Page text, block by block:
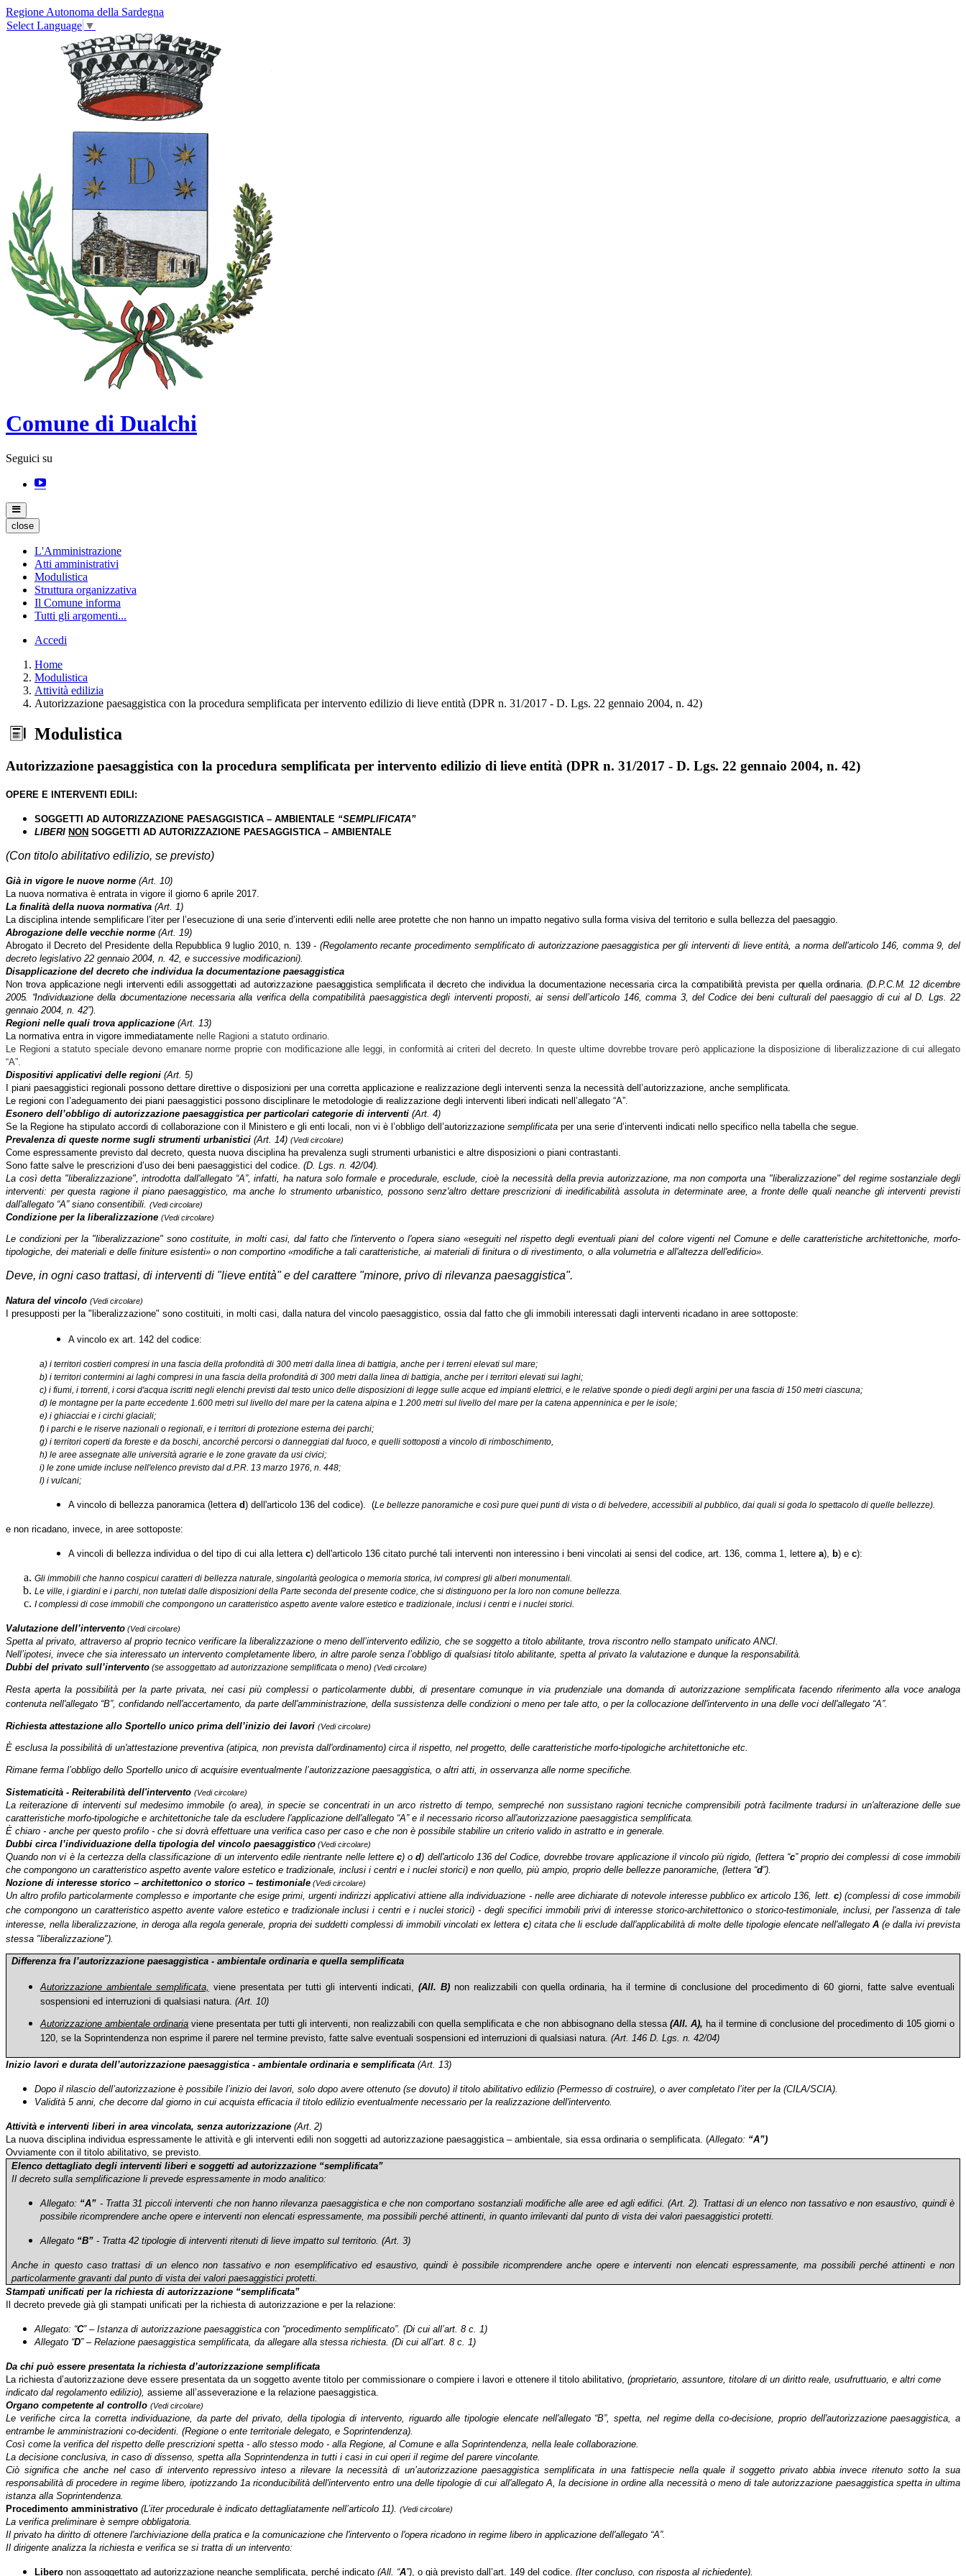
Regione Autonoma della Sardegna
Select Language ▼
Comune di Dualchi
Seguici su
close
L'Amministrazione
Atti amministrativi
Modulistica
Struttura organizzativa
Il Comune informa
Tutti gli argomenti...
Accedi
Home
Modulistica
Attività edilizia
Autorizzazione paesaggistica con la procedura semplificata per intervento edilizio di lieve entità (DPR n. 31/2017 - D. Lgs. 22 gennaio 2004, n. 42)
Modulistica
Autorizzazione paesaggistica con la procedura semplificata per intervento edilizio di lieve entità (DPR n. 31/2017 - D. Lgs. 22 gennaio 2004, n. 42)
OPERE E INTERVENTI EDILI:
SOGGETTI AD AUTORIZZAZIONE PAESAGGISTICA – AMBIENTALE “SEMPLIFICATA”
LIBERI NON SOGGETTI AD AUTORIZZAZIONE PAESAGGISTICA – AMBIENTALE
(Con titolo abilitativo edilizio, se previsto)
Già in vigore le nuove norme (Art. 10)
La nuova normativa è entrata in vigore il giorno 6 aprile 2017.
La finalità della nuova normativa (Art. 1)
La disciplina intende semplificare l’iter per l’esecuzione di una serie d’interventi edili nelle aree protette che non hanno un impatto negativo sulla forma visiva del territorio e sulla bellezza del paesaggio.
Abrogazione delle vecchie norme (Art. 19)
Abrogato il Decreto del Presidente della Repubblica 9 luglio 2010, n. 139- (Regolamento recante procedimento semplificato di autorizzazione paesaggistica per gli interventi di lieve entità, a norma dell'articolo 146, comma 9, del
decreto legislativo 22 gennaio 2004, n. 42, e successive modificazioni).
Disapplicazione del decreto che individua la documentazione paesaggistica
Non trova applicazione negli interventi edili assoggettati ad autorizzazione paesaggistica semplificata il decreto che individua la documentazione necessaria circa la compatibilità prevista per quella ordinaria. (D.P.C.M. 12 dicembre
2005. “Individuazione della documentazione necessaria alla verificadella compatibilità paesaggistica degli interventi proposti, ai sensi dell’articolo 146, comma 3, del Codice dei beni culturali del paesaggio di cui al D. Lgs. 22
gennaio 2004, n. 42”).
Regioni nelle quali trova applicazione (Art. 13)
La normativa entra in vigore immediatamente nelle Ragioni a statuto ordinario.
Le Regioni a statuto speciale devono emanare norme proprie con modificazione alle leggi, in conformità ai criteri del decreto. In queste ultime dovrebbe trovare però applicazione la disposizione di liberalizzazione di cui allegato
“A”.
Dispositivi applicativi delle regioni (Art. 5)
I piani paesaggistici regionali possono dettare direttive o disposizioni per una corretta applicazione e realizzazione degli interventi senza la necessità dell’autorizzazione, anche semplificata.
Le regioni con l’adeguamento dei piani paesaggistici possono disciplinare le metodologie di realizzazione degli interventi liberi indicati nell’allegato “A”.
Esonero dell’obbligo di autorizzazione paesaggistica per particolari categorie di interventi (Art. 4)
Se la Regione ha stipulato accordi di collaborazione con il Ministero e gli enti locali, non vi è l’obbligo dell’autorizzazione semplificata per una serie d’interventi indicati nello specifico nella tabella che segue.
Prevalenza di queste norme sugli strumenti urbanistici (Art. 14) (Vedi circolare)
Come espressamente previsto dal decreto, questa nuova disciplina ha prevalenza sugli strumenti urbanistici e altre disposizioni o piani contrastanti.
Sono fatte salve le prescrizioni d’uso dei beni paesaggistici del codice. (D. Lgs. n. 42/04).
La così detta "liberalizzazione", introdotta dall'allegato “A”, infatti, ha natura solo formale e procedurale, esclude, cioè la necessità della previa autorizzazione, ma non comporta una "liberalizzazione" del regime sostanziale degli
interventi: per questa ragione il piano paesaggistico, ma anche lo strumento urbanistico, possono senz'altro dettare prescrizioni di inedificabilità assoluta in determinate aree, a fronte delle quali neanche gli interventi previsti
dall'allegato “A” siano consentibili.
(Vedi circolare)
Condizione per la liberalizzazione (Vedi circolare)
Le condizioni per la "liberalizzazione" sono costituite, in molti casi, dal fatto che l'intervento o l'opera siano «eseguiti nel rispetto degli eventuali piani del colore vigenti nel Comune e delle caratteristiche architettoniche, morfo-
tipologiche, dei materiali e delle finiture esistenti» o non comportino «modifiche a tali caratteristiche, ai materiali di finitura o di rivestimento, o alla volumetria e all'altezza dell'edificio».
Deve, in ogni caso trattasi, di interventi di "lieve entità" e del carattere "minore, privo di rilevanza paesaggistica".
Natura del vincolo (Vedi circolare)
I presupposti per la "liberalizzazione" sono costituiti, in molti casi, dalla natura del vincolo paesaggistico, ossia dal fatto che gli immobili interessati dagli interventi ricadano in aree sottoposte:
A vincolo ex art. 142 del codice:
a) i territori costieri compresi in una fascia della profondità di 300 metri dalla linea di battigia, anche per i terreni elevati sul mare;
b) i territori contermini ai laghi compresi in una fascia della profondità di 300 metri dalla linea di battigia, anche per i territori elevati sui laghi;
c) i fiumi, i torrenti, i corsi d'acqua iscritti negli elenchi previsti dal testo unico delle disposizioni di legge sulle acque ed impianti elettrici, e le relative sponde o piedi degli argini per una fascia di 150 metri ciascuna;
d) le montagne per la parte eccedente 1.600 metri sul livello del mare per la catena alpina e 1.200 metri sul livello del mare per la catena appenninica e per le isole;
e) i ghiacciai e i circhi glaciali;
f) i parchi e le riserve nazionali o regionali, e i territori di protezione esterna dei parchi;
g) i territori coperti da foreste e da boschi, ancorché percorsi o danneggiati dal fuoco, e quelli sottoposti a vincolo di rimboschimento,
h) le aree assegnate alle università agrarie e le zone gravate da usi civici;
i) le zone umide incluse nell'elenco previsto dal d.P.R. 13 marzo 1976, n. 448;
l) i vulcani;
A vincolo di bellezza panoramica (letterad) dell'articolo 136 del codice). (Le bellezze panoramiche e così pure quei punti di vista o di belvedere, accessibili al pubblico, dai quali si goda lo spettacolo di quelle bellezze).
e non ricadano, invece, in aree sottoposte:
A vincoli di bellezza individua o del tipo di cui alla letterac) dell'articolo 136 citato purché tali interventi non interessino i beni vincolati ai sensi del codice, art. 136, comma 1, letterea), b) ec):
Gli immobili che hanno cospicui caratteri di bellezza naturale, singolarità geologica o memoria storica, ivi compresi gli alberi monumentali.
Le ville, i giardini e i parchi, non tutelati dalle disposizioni della Parte seconda del presente codice, che si distinguono per la loro non comune bellezza.
I complessi di cose immobili che compongono un caratteristico aspetto avente valore estetico e tradizionale, inclusi i centri e i nuclei storici.
Valutazione dell’intervento (Vedi circolare)
Spetta al privato, attraverso al proprio tecnico verificare la liberalizzazione o meno dell’intervento edilizio, che se soggetto a titolo abilitante, trova riscontro nello stampato unificato ANCI.
Nell’ipotesi, invece che sia interessato un intervento completamente libero, in altre parole senza l’obbligo di qualsiasi titolo abilitante, spetta al privato la valutazione e dunque la responsabilità.
Dubbi del privato sull’intervento (se assoggettato ad autorizzazione semplificata o meno) (Vedi circolare)
Resta aperta la possibilità per la parte privata, nei casi più complessi o particolarmente dubbi, di presentare comunque in via prudenziale una domanda di autorizzazione semplificata facendo riferimento alla voce analoga
contenuta nell'allegato “B”, confidando nell'accertamento, da parte dell'amministrazione, della sussistenza delle condizioni o meno per tale atto, o per la collocazione dell'intervento in una delle voci dell'allegato “A”.
Richiesta attestazione allo Sportello unico prima dell’inizio dei lavori (Vedi circolare)
È esclusa la possibilità di un'attestazione preventiva (atipica, non prevista dall'ordinamento) circa il rispetto, nel progetto, delle caratteristiche morfo-tipologiche architettoniche etc.
Rimane ferma l’obbligo dello Sportello unico di acquisire eventualmente l’autorizzazione paesaggistica, o altri atti, in osservanza alle norme specifiche.
Sistematicità - Reiterabilità dell'intervento (Vedi circolare)
La reiterazione di interventi sul medesimo immobile (o area), in specie se concentrati in un arco ristretto di tempo, sempreché non sussistano ragioni tecniche comprensibili potrà facilmente tradursi in un'alterazione delle sue
caratteristiche morfo-tipologiche e architettoniche tale da escludere l'applicazione dell'allegato “A” e il necessario ricorso all'autorizzazione paesaggistica semplificata.
È chiaro - anche per questo profilo - che si dovrà effettuare una verifica caso per caso e che non è possibile stabilire un criterio valido in astratto e in generale.
Dubbi circa l’individuazione della tipologia del vincolo paesaggistico (Vedi circolare)
Quando non vi è la certezza della classificazione di un intervento edile rientrante nelle lettere c) od) dell'articolo 136 del Codice, dovrebbe trovare applicazione il vincolo più rigido, (lettera “c” proprio dei complessi di cose immobili
che compongono un caratteristico aspetto avente valore estetico e tradizionale, inclusi i centri e i nuclei storici) e non quello, più ampio, proprio delle bellezze panoramiche, (lettera “d”).
Nozione di interesse storico – architettonico o storico – testimoniale (Vedi circolare)
Un altro profilo particolarmente complesso e importante che esige primi, urgenti indirizzi applicativi attiene alla individuazione - nelle aree dichiarate di notevole interesse pubblico ex articolo 136, lett. c) (complessi di cose immobili
che compongono un caratteristico aspetto avente valore estetico e tradizionale inclusi i centri e i nuclei storici) - degli specifici immobili privi di interesse storico-architettonico o storico-testimoniale, inclusi, per l'assenza di tale
interesse, nella liberalizzazione, in deroga alla regola generale, propria dei suddetti complessi di immobili vincolati ex lettera c) citata che li esclude dall'applicabilità di molte delle tipologie elencate nell'allegato A(e dalla ivi prevista
stessa "liberalizzazione").
Differenza fra l’autorizzazione paesaggistica - ambientale ordinaria e quella semplificata
Autorizzazione ambientale semplificata, viene presentata per tutti gli interventi indicati, (All. B)non realizzabili con quella ordinaria, ha il termine di conclusione del procedimento di 60 giorni, fatte salve eventuali
sospensioni ed interruzioni di qualsiasi natura. (Art. 10)
Autorizzazione ambientale ordinaria viene presentata per tutti gli interventi, non realizzabili con quella semplificata e che non abbisognano della stessa (All. A), ha il termine di conclusione del procedimento di 105 giorni o
120, se la Soprintendenza non esprime il parere nel termine previsto, fatte salve eventuali sospensioni ed interruzioni di qualsiasi natura.(Art. 146 D. Lgs. n. 42/04)
Inizio lavori e durata dell’autorizzazione paesaggistica - ambientale ordinaria e semplificata (Art. 13)
Dopo il rilascio dell’autorizzazione è possibile l’inizio dei lavori, solo dopo avere ottenuto (se dovuto) il titolo abilitativo edilizio (Permesso di costruire), o aver completato l’iter per la (CILA/SCIA).
Validità 5 anni, che decorre dal giorno in cui acquista efficacia il titolo edilizio eventualmente necessario per la realizzazione dell'intervento.
Attività e interventi liberi in area vincolata, senza autorizzazione (Art. 2)
La nuova disciplina individua espressamente le attività e gli interventi edili non soggetti ad autorizzazione paesaggistica – ambientale, sia essa ordinaria o semplificata. (Allegato: “A”)
Ovviamente con il titolo abilitativo, se previsto.
Elenco dettagliato degli interventi liberi e soggetti ad autorizzazione “semplificata”
Il decreto sulla semplificazione li prevede espressamente in modo analitico:
Allegato: “A” - Tratta 31 piccoli interventi che non hanno rilevanza paesaggistica e che non comportano sostanziali modifiche alle aree ed agli edifici. (Art. 2). Trattasi di un elenco non tassativo e non esaustivo, quindi è
possibile ricomprendere anche opere e interventi non elencati espressamente, ma possibili perché attinenti, in quanto irrilevanti dal punto di vista dei valori paesaggistici protetti.
Allegato “B” - Tratta 42 tipologie di interventi ritenuti di lieve impatto sul territorio.(Art. 3)
Anche in questo caso trattasi di un elenco non tassativo e non esemplificativo ed esaustivo, quindi è possibile ricomprendere anche opere e interventi non elencati espressamente, ma possibili perché attinenti e non
particolarmente gravanti dal punto di vista dei valori paesaggistici protetti.
Stampati unificati per la richiesta di autorizzazione “semplificata”
Il decreto prevede già gli stampati unificati per la richiesta di autorizzazione e per la relazione:
Allegato: “C” – Istanza di autorizzazione paesaggistica con “procedimento semplificato”. (Di cui all’art. 8 c. 1)
Allegato “D” – Relazione paesaggistica semplificata, da allegare alla stessa richiesta. (Di cui all’art. 8 c. 1)
Da chi può essere presentata la richiesta d’autorizzazione semplificata
La richiesta d’autorizzazione deve essere presentata da un soggetto avente titolo per commissionare o compiere i lavori e ottenere il titolo abilitativo, (proprietario, as­suntore, titolare di un diritto reale, usufruttuario, e altri come
indicato dal regolamento edilizio), assieme all’asseverazione e la relazione paesaggistica.
Organo competente al controllo (Vedi circolare)
Le verifiche circa la corretta individuazione, da parte del privato, della tipologia di intervento, riguardo alle tipologie elencate nell'allegato “B”, spetta, nel regime della co-decisione, proprio dell'autorizzazione paesaggistica, a
entrambe le amministrazioni co-decidenti. (Regione o ente territoriale delegato, e Soprintendenza).
Così come la verifica del rispetto delle prescrizioni spetta - allo stesso modo - alla Regione, al Comune e alla Soprintendenza, nella leale collaborazione.
La decisione conclusiva, in caso di dissenso, spetta alla Soprintendenza in tutti i casi in cui operi il regime del parere vincolante.
Ciò significa che anche nel caso di intervento repressivo inteso a rilevare la necessità di un’autorizzazione paesaggistica semplificata in una fattispecie nella quale il soggetto privato abbia invece ritenuto sotto la sua
responsabilità di procedere in regime libero, ipotizzando 1a riconducibilità dell'intervento entro una delle tipologie di cui all'allegato A, la decisione in ordine alla necessità o meno di tale autorizzazione paesaggistica spetta in ultima
istanza alla Soprintendenza.
Procedimento amministrativo (L’iter procedurale è indicato dettagliatamente nell’articolo 11). (Vedi circolare)
La verifica preliminare è sempre obbligatoria.
Il privato ha diritto di ottenere l'archiviazione della pratica e la comunicazione che l'intervento o l'opera ricadono in regime libero in applicazione dell'allegato “A”.
Il dirigente analizza la richiesta e verifica se si tratta di un intervento:
Libero non assoggettato ad autorizzazione neanche semplificata, perché indicato (All. “A”), o già previsto dall’art. 149 del codice. (Iter concluso, con risposta al richiedente).